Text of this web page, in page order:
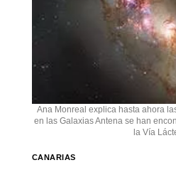
Ana Monreal explica hasta ahora
en las Galaxias Antena se han
la Vía
CANARIAS